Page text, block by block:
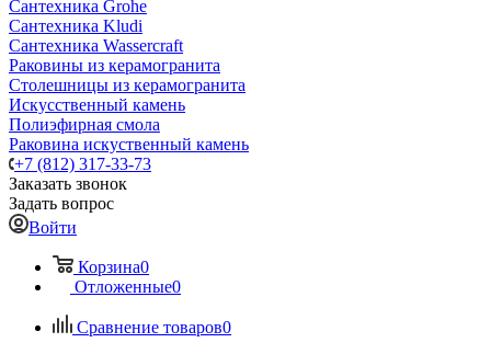
Сантехника Grohe
Сантехника Kludi
Сантехника Wassercraft
Раковины из керамогранита
Столешницы из керамогранита
Искусственный камень
Полиэфирная смола
Раковина искуственный камень
+7 (812) 317-33-73
Заказать звонок
Задать вопрос
Войти
Корзина0
Отложенные0
Сравнение товаров0